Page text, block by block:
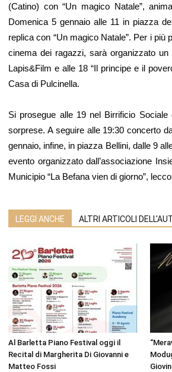
(Catino) con “Un magico Natale”,
Domenica 5 gennaio alle 11 in piazza
replica con “Un magico Natale”. Per i
cinema dei ragazzi, sarà organizzato
Lapis&Film e alle 18 “Il principe e il
Casa di Pulcinella.
Si prosegue alle 19 nel Birrificio
sorprese. A seguire alle 19:30 concerto
gennaio, infine, in piazza Bellini, dalle 9
evento organizzato dall’associazione
Municipio “La Befana vien di giorno”,
LEGGI ANCHE ALTRI ARTICOLI
Al Barletta Piano Festival oggi il
Recital di Margherita Di Giovanni e
Matteo Fossi